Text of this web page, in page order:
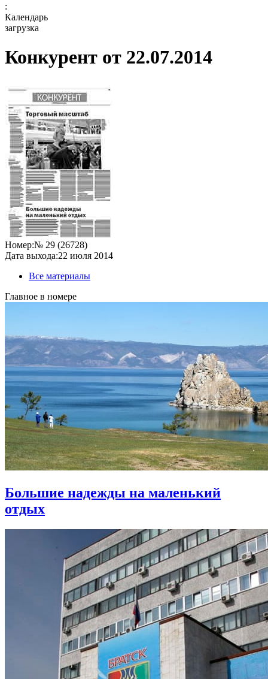
:
Календарь
загрузка
Конкурент от 22.07.2014
Номер:№ 29 (26728)
Дата выхода:22 июля 2014
Все материалы
Главное в номере
Большие надежды на маленький
отдых